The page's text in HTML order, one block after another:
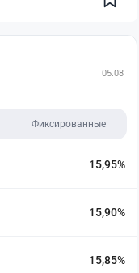
05.08
Фиксированные
15,95%
15,90%
15,85%